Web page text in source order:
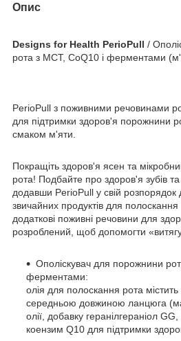
Опис
Designs for Health PerioPull /
рота з MCT, CoQ10 і ферментами
PerioPull з поживними речовинами
для підтримки здоров'я порожнини
смаком м'яти.
Покращіть здоров'я ясен та
рота! Подбайте про здоров'я зубів та
додавши PerioPull у свій розпорядок
звичайних продуктів для
додаткові поживні речовини для
розроблений, щоб допомогти
Ополіскувач для порожнини
ферментами:
олія для полоскання рота містить
середньою довжиною ланцюга
олії, добавку геранілгераніол
коензим Q10 для підтримки